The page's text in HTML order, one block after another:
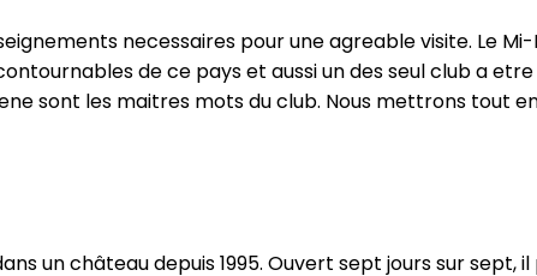
necessaires pour une agreable visite. Le
de ce pays et aussi un des seul club a
sont les maitres mots du club. Nous mettrons tout
un château depuis 1995. Ouvert sept jours sur